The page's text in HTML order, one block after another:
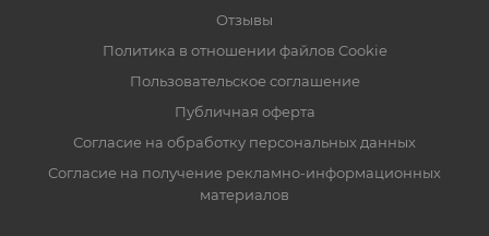
Отзывы
Политика в отношении файлов Cookie
Пользовательское соглашение
Публичная оферта
Согласие на обработку персональных данных
Согласие на получение рекламно-информационных
материалов